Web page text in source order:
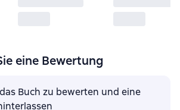
eine Bewertung
Buch zu bewerten und eine